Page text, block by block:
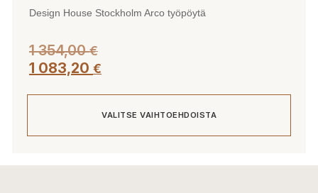
Design House Stockholm Arco työpöytä
1 354,00€
1 083,20 €
VALITSE VAIHTOEHDOISTA